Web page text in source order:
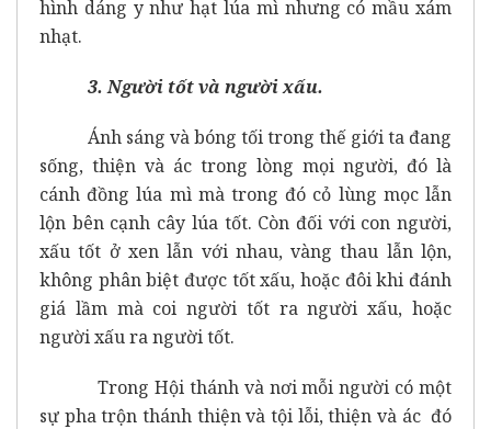
hình dáng y như hạt lúa mì nhưng có mầu xám
nhạt.
3. Người tốt và người xấu.
Ánh sáng và bóng tối trong thế giới ta đang
sống, thiện và ác trong lòng mọi người, đó là
cánh đồng lúa mì mà trong đó cỏ lùng mọc lẫn
lộn bên cạnh cây lúa tốt. Còn đối với con người,
xấu tốt ở xen lẫn với nhau, vàng thau lẫn lộn,
không phân biệt được tốt xấu, hoặc đôi khi đánh
giá lầm mà coi người tốt ra người xấu, hoặc
người xấu ra người tốt.
Trong Hội thánh và nơi mỗi người có một
sự pha trộn thánh thiện và tội lỗi, thiện và ác đó